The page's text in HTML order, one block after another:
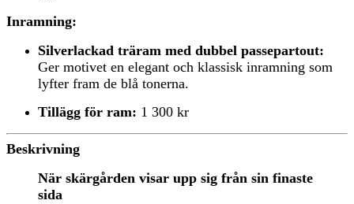
Inramning:
Silverlackad träram med dubbel passepartout:
Ger motivet en elegant och klassisk inramning som
lyfter fram de blå tonerna.
Tillägg för ram: 1 300 kr
Beskrivning
När skärgården visar upp sig från sin finaste
sida